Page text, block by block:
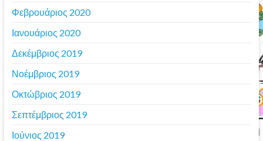
Φεβρουάριος 2020
Ιανουάριος 2020
Δεκέμβριος 2019
Νοέμβριος 2019
Οκτώβριος 2019
Σεπτέμβριος 2019
Ιούνιος 2019